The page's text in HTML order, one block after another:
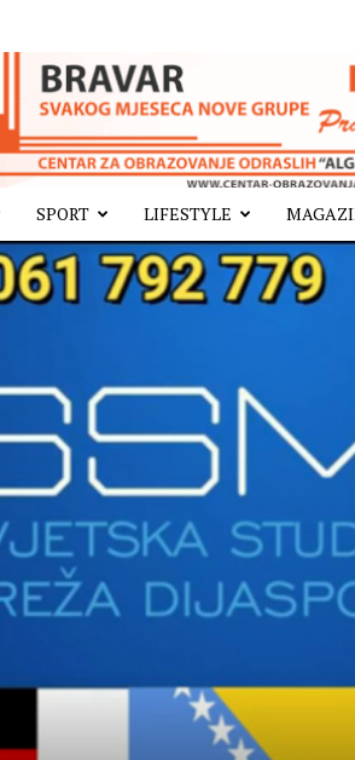
SPORT LIFESTYLE